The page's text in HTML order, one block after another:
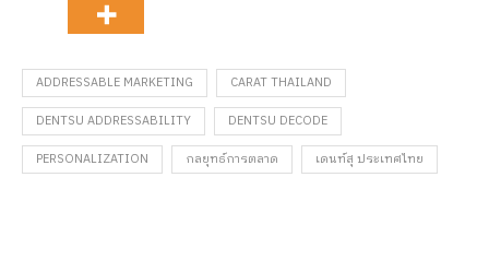
ADDRESSABLE MARKETING
CARAT THAILAND
DENTSU ADDRESSABILITY
DENTSU DECODE
PERSONALIZATION
กลยุทธ์การตลาด เดนท์สุ ประเทศไทย